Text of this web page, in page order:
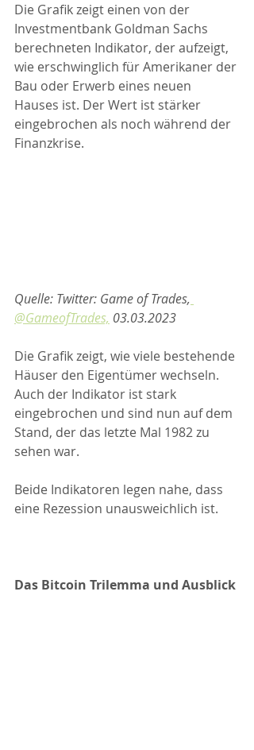
Die Grafik zeigt einen von der
Investmentbank Goldman Sachs
berechneten Indikator, der aufzeigt,
wie erschwinglich für Amerikaner der
Bau oder Erwerb eines neuen
Hauses ist. Der Wert ist stärker
eingebrochen als noch während der
Finanzkrise.
Quelle: Twitter: Game of Trades,
@GameofTrades, 03.03.2023
Die Grafik zeigt, wie viele bestehende
Häuser den Eigentümer wechseln.
Auch der Indikator ist stark
eingebrochen und sind nun auf dem
Stand, der das letzte Mal 1982 zu
sehen war.
Beide Indikatoren legen nahe, dass
eine Rezession unausweichlich ist.
Das Bitcoin Trilemma und Ausblick